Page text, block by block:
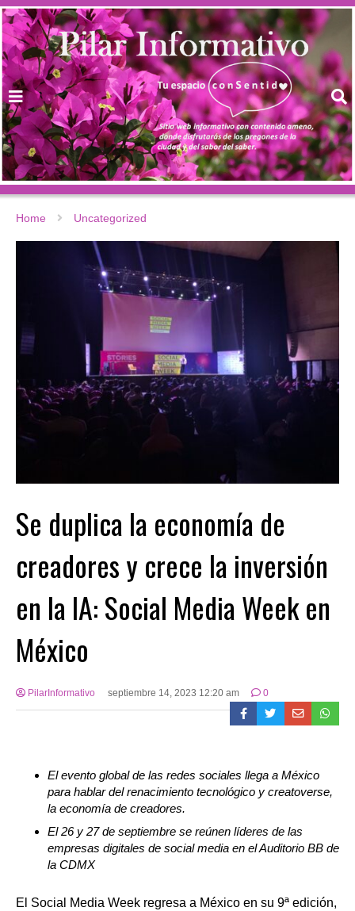
Home Uncategorized
Se duplica la economía de
creadores y crece la inversión
en la IA: Social Media Week en
México
PilarInformativo septiembre 14, 2023 12:20 am 0
El evento global de las redes sociales llega a México
para hablar del renacimiento tecnológico y creatoverse,
la economía de creadores.
El 26 y 27 de septiembre se reúnen líderes de las
empresas digitales de social media en el Auditorio BB de
la CDMX
El Social Media Week regresa a México en su 9ª edición,